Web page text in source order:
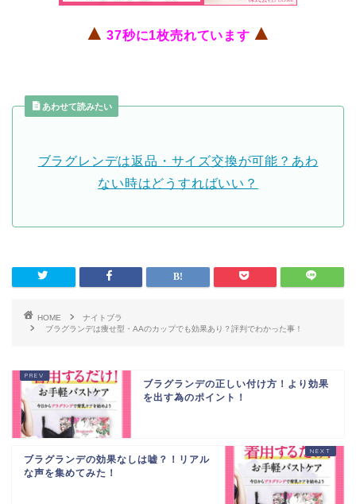
▲37秒に1枚売れています ▲
あわせて読みたい
ブラグレンデは返品・サイズ交換が可能？あわ
ない時はどうすればいい？
HOME
ナイトブラ
ブラグランデは痩せ型・AAのカップでも効果あり？評判でわかった事！
ブラグランデの正しい付け方！より効果
を出す為のポイント！
ブラグランデの効果なしは嘘？！リアル
な声を集めてみた！